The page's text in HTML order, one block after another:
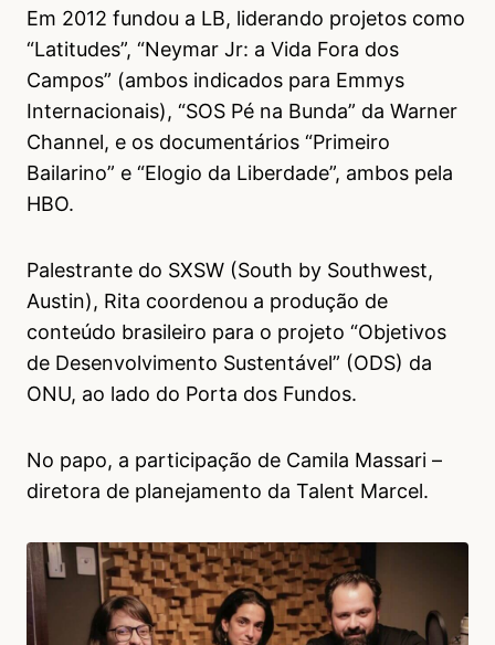
Em 2012 fundou a LB, liderando projetos como
“Latitudes”, “Neymar Jr: a Vida Fora dos
Campos” (ambos indicados para Emmys
Internacionais), “SOS Pé na Bunda” da Warner
Channel, e os documentários “Primeiro
Bailarino” e “Elogio da Liberdade”, ambos pela
HBO.
Palestrante do SXSW (South by Southwest,
Austin), Rita coordenou a produção de
conteúdo brasileiro para o projeto “Objetivos
de Desenvolvimento Sustentável” (ODS) da
ONU, ao lado do Porta dos Fundos.
No papo, a participação de Camila Massari –
diretora de planejamento da Talent Marcel.